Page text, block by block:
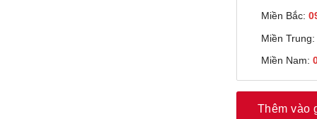
Miền Bắc:
Miền Trung:
Miền Nam:
Thêm vào